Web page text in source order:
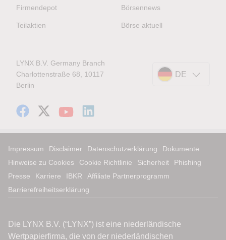
Firmendepot
Teilaktien
Börsennews
Börse aktuell
LYNX B.V. Germany Branch
Charlottenstraße 68, 10117
Berlin
DE
Impressum Disclaimer Datenschutzerklärung
Dokumente
Hinweise zu Cookies
Cookie Richtlinie Sicherheit
Phishing
Presse
Karriere IBKR
Affiliate Partnerprogramm
Barrierefreiheitserklärung